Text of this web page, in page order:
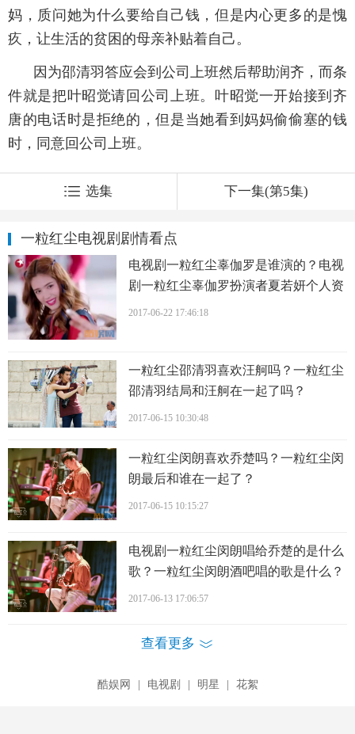
妈，质问她为什么要给自己钱，但是内心更多的是愧
疚，让生活的贫困的母亲补贴着自己。
因为邵清羽答应会到公司上班然后帮助润齐，而条
件就是把叶昭觉请回公司上班。叶昭觉一开始接到齐
唐的电话时是拒绝的，但是当她看到妈妈偷偷塞的钱
时，同意回公司上班。
选集 下一集(第5集)
一粒红尘电视剧剧情看点
电视剧一粒红尘辜伽罗是谁演的？电视
剧一粒红尘辜伽罗扮演者夏若妍个人资
料、写真、生活照欣赏
2017-06-22 17:46:18
一粒红尘邵清羽喜欢汪舸吗？一粒红尘
邵清羽结局和汪舸在一起了吗？
2017-06-15 10:30:48
一粒红尘闵朗喜欢乔楚吗？一粒红尘闵
朗最后和谁在一起了？
2017-06-15 10:15:27
电视剧一粒红尘闵朗唱给乔楚的是什么
歌？一粒红尘闵朗酒吧唱的歌是什么？
一粒红尘乔楚新换的手机铃声是什么？
2017-06-13 17:06:57
查看更多
酷娱网 电视剧 明星 花絮